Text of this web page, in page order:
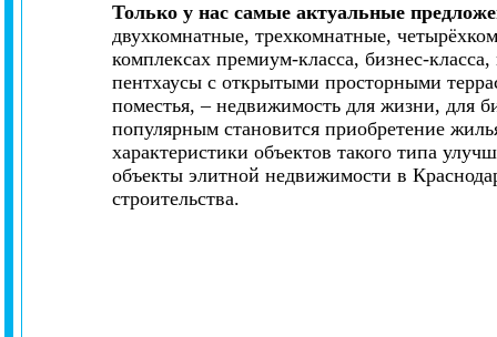
Только у нас самые актуальные
двухкомнатные, трехкомнатные,
комплексах премиум-класса, бизнес-
пентхаусы с открытыми просторными
поместья, – недвижимость для жизни, для
популярным становится приобретение
характеристики объектов такого типа
объекты элитной недвижимости в
строительства.